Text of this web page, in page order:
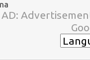
メイン コンテン
AD: